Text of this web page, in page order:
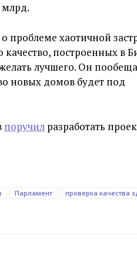
млрд.
проблеме хаотичной
качество, построенных в
лучшего. Он
новых домов будет под
поручил разработать
Парламент
проверка качества